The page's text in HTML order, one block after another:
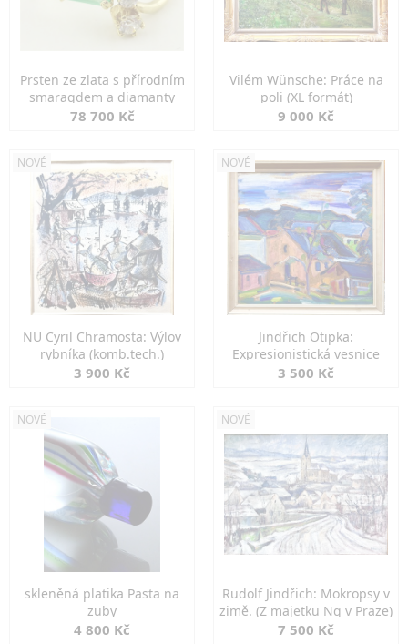
Prsten ze zlata s přírodním
smaragdem a diamanty
78 700 Kč
Vilém Wünsche: Práce na
poli (XL formát)
9 000 Kč
NOVÉ
NU Cyril Chramosta: Výlov
rybníka (komb.tech.)
3 900 Kč
NOVÉ
Jindřich Otipka:
Expresionistická vesnice
3 500 Kč
NOVÉ
skleněná platika Pasta na
zuby
4 800 Kč
NOVÉ
Rudolf Jindřich: Mokropsy v
zimě. (Z majetku Ng v Praze)
7 500 Kč